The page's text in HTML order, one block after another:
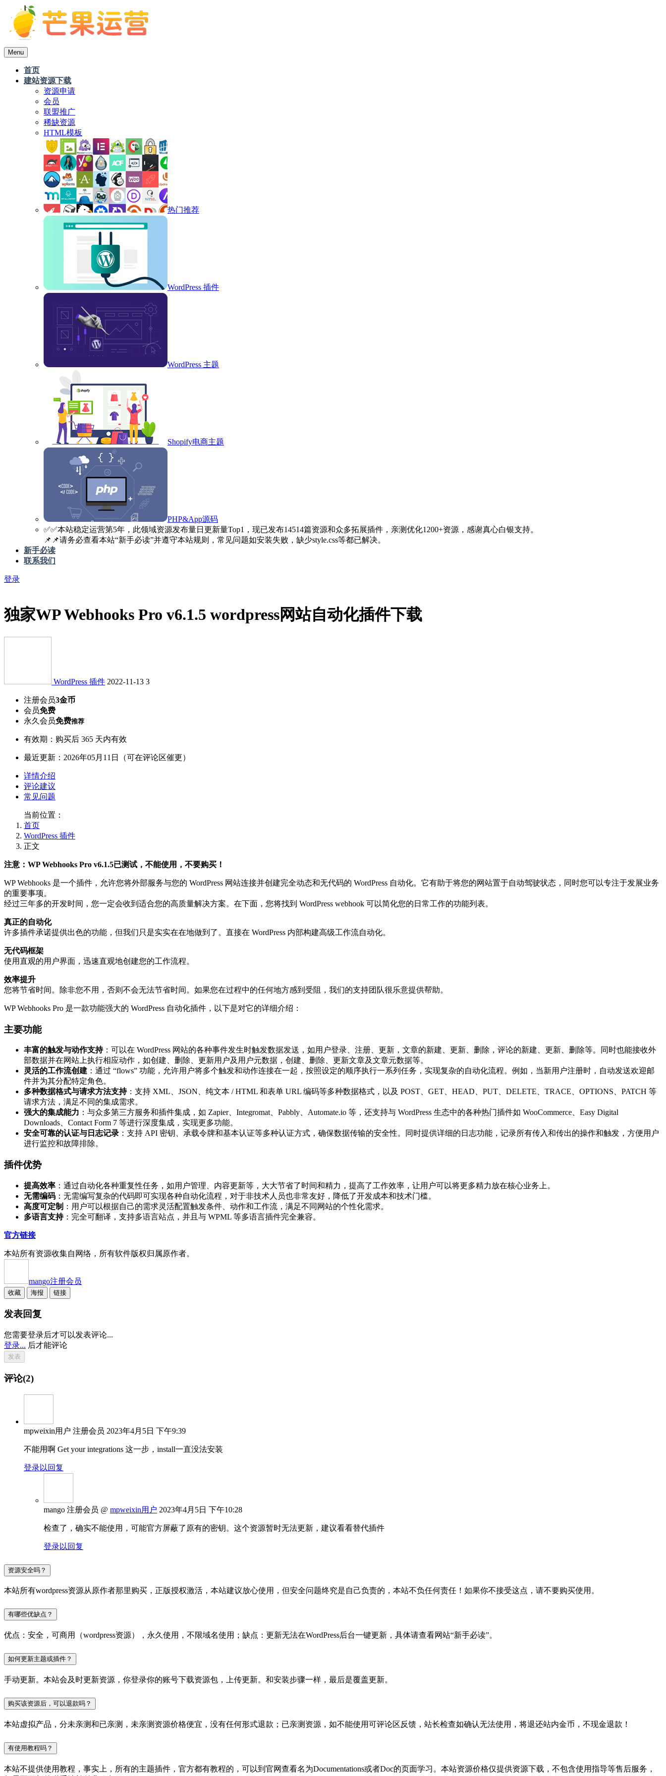
Menu
首页
建站资源下载
资源申请
会员
联盟推广
稀缺资源
HTML模板
热门推荐
WordPress 插件
WordPress 主题
Shopify电商主题
PHP&App源码
✅️✅️本站稳定运营第5年，此领域资源发布量日更新量Top1，现已发布14514篇资源和众多拓展插件，亲测优化1200+资源，感谢真心白银支持。
📌📌请务必查看本站“新手必读”并遵守本站规则，常见问题如安装失败，缺少style.css等都已解决。
新手必读
联系我们
登录
独家WP Webhooks Pro v6.1.5 wordpress网站自动化插件下载
WordPress 插件 2022-11-13 3
注册会员3金币
会员免费
永久会员免费推荐
有效期：购买后 365 天内有效
最近更新：2026年05月11日（可在评论区催更）
详情介绍
评论建议
常见问题
当前位置：
首页
WordPress 插件
正文
注意：WP Webhooks Pro v6.1.5已测试，不能使用，不要购买！
WP Webhooks 是一个插件，允许您将外部服务与您的 WordPress 网站连接并创建完全动态和无代码的 WordPress 自动化。它有助于将您的网站置于自动驾驶状态，同时您可以专注于发展业务
的重要事项。
经过三年多的开发时间，您一定会收到适合您的高质量解决方案。在下面，您将找到 WordPress webhook 可以简化您的日常工作的功能列表。
真正的自动化
许多插件承诺提供出色的功能，但我们只是实实在在地做到了。直接在 WordPress 内部构建高级工作流自动化。
无代码框架
使用直观的用户界面，迅速直观地创建您的工作流程。
效率提升
您将节省时间。除非您不用，否则不会无法节省时间。如果您在过程中的任何地方感到受阻，我们的支持团队很乐意提供帮助。
WP Webhooks Pro 是一款功能强大的 WordPress 自动化插件，以下是对它的详细介绍：
主要功能
丰富的触发与动作支持：可以在 WordPress 网站的各种事件发生时触发数据发送，如用户登录、注册、更新，文章的新建、更新、删除，评论的新建、更新、删除等。同时也能接收外
部数据并在网站上执行相应动作，如创建、删除、更新用户及用户元数据，创建、删除、更新文章及文章元数据等。
灵活的工作流创建 ：通过 “flows” 功能，允许用户将多个触发和动作连接在一起，按照设定的顺序执行一系列任务，实现复杂的自动化流程。例如，当新用户注册时，自动发送欢迎邮
件并为其分配特定角色。
多种数据格式与请求方法支持：支持 XML、JSON、纯文本 / HTML 和表单 URL 编码等多种数据格式，以及 POST、GET、HEAD、PUT、DELETE、TRACE、OPTIONS、PATCH 等
请求方法，满足不同的集成需求。
强大的集成能力 ：与众多第三方服务和插件集成，如 Zapier、Integromat、Pabbly、Automate.io 等，还支持与 WordPress 生态中的各种热门插件如 WooCommerce、Easy Digital
Downloads、Contact Form 7 等进行深度集成，实现更多功能。
安全可靠的认证与日志记录 ：支持 API 密钥、承载令牌和基本认证等多种认证方式，确保数据传输的安全性。同时提供详细的日志功能，记录所有传入和传出的操作和触发，方便用户
进行监控和故障排除。
插件优势
提高效率 ：通过自动化各种重复性任务，如用户管理、内容更新等，大大节省了时间和精力，提高了工作效率，让用户可以将更多精力放在核心业务上。
无需编码 ：无需编写复杂的代码即可实现各种自动化流程，对于非技术人员也非常友好，降低了开发成本和技术门槛。
高度可定制 ：用户可以根据自己的需求灵活配置触发条件、动作和工作流，满足不同网站的个性化需求。
多语言支持：完全可翻译，支持多语言站点，并且与 WPML 等多语言插件完全兼容。
官方链接
本站所有资源收集自网络，所有软件版权归属原作者。
mango注册会员
收藏 海报 链接
发表回复
您需要登录后才可以发表评论...
登录... 后才能评论
评论(2)
mpweixin用户 注册会员 2023年4月5日 下午9:39
不能用啊 Get your integrations 这一步，install一直没法安装
登录以回复
mango 注册会员 @ mpweixin用户 2023年4月5日 下午10:28
检查了，确实不能使用，可能官方屏蔽了原有的密钥。这个资源暂时无法更新，建议看看替代插件
登录以回复
资源安全吗？
本站所有wordpress资源从原作者那里购买，正版授权激活，本站建议放心使用，但安全问题终究是自己负责的，本站不负任何责任！如果你不接受这点，请不要购买使用。
有哪些优缺点？
优点：安全，可商用（wordpress资源），永久使用，不限域名使用；缺点：更新无法在WordPress后台一键更新，具体请查看网站“新手必读”。
如何更新主题或插件？
手动更新。本站会及时更新资源，你登录你的账号下载资源包，上传更新。和安装步骤一样，最后是覆盖更新。
购买该资源后，可以退款吗？
本站虚拟产品，分未亲测和已亲测，未亲测资源价格便宜，没有任何形式退款；已亲测资源，如不能使用可评论区反馈，站长检查如确认无法使用，将退还站内金币，不现金退款！
有使用教程吗？
本站不提供使用教程，事实上，所有的主题插件，官方都有教程的，可以到官网查看名为Documentations或者Doc的页面学习。本站资源价格仅提供资源下载，不包含使用指导等售后服务，